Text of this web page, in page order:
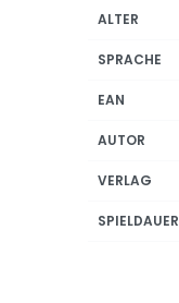
ALTER
SPRACHE
EAN
AUTOR
VERLAG
SPIELDAUER